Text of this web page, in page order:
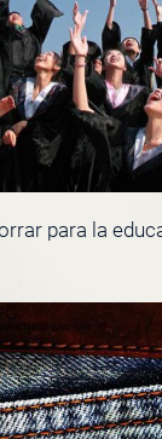
para la